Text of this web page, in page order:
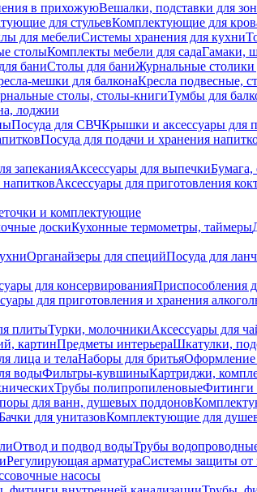
в прихожуюВешалки, подставки для
для стульевКомплектующие для
для мебелиСистемы хранения для кухни
столыКомплекты мебели для садаГамаки,
баниСтолы для баниЖурнальные столики
мешки для балконаКресла подвесные,
столы, столы-книгиТумбы для
лоджии
Посуда для СВЧКрышки и аксессуары для
Посуда для подачи и хранения
запеканияАксессуары для выпечкиБумага,
Аксессуары для приготовления
и комплектующие
доскиКухонные термометры, таймеры
Органайзеры для специйПосуда для
для консервированияПриспособления
для приготовления и хранения
плитыТурки, молочникиАксессуары для
картинПредметы интерьераШкатулки,
лица и телаНаборы для бритьяОформление
водыФильтры-кувшиныКартриджи,
Трубы полипропиленовыеФитинги
для ванн, душевых поддонов
для унитазовКомплектующие для
Отвод и подвод водыТрубы
Регулирующая арматураСистемы защиты от
насосы